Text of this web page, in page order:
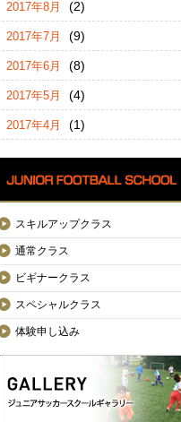
2017年8月 (2)
2017年7月 (9)
2017年6月 (8)
2017年5月 (4)
2017年4月 (1)
スキルアップクラス
通常クラス
ビギナークラス
スペシャルクラス
体験申し込み